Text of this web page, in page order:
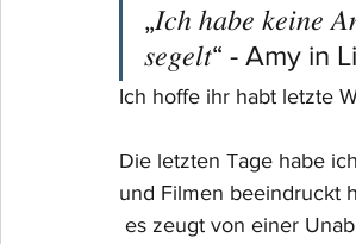
„𝐼𝑐ℎ ℎ𝑎𝑏𝑒 𝑘𝑒𝑖𝑛𝑒
𝑠𝑒𝑔𝑒𝑙𝑡“ - Amy in
Ich hoffe ihr habt letzte
Die letzten Tage habe
und Filmen beeindruckt